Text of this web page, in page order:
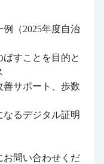
（2025年度自治
ばすことを目的と
サポート、歩数
なるデジタル証明
お問い合わせくだ